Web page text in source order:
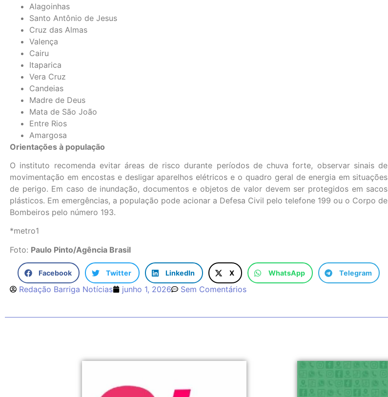
Alagoinhas
Santo Antônio de Jesus
Cruz das Almas
Valença
Cairu
Itaparica
Vera Cruz
Candeias
Madre de Deus
Mata de São João
Entre Rios
Amargosa
Orientações à população
O instituto recomenda evitar áreas de risco durante períodos de chuva forte, observar sinais de
movimentação em encostas e desligar aparelhos elétricos e o quadro geral de energia em situações
de perigo. Em caso de inundação, documentos e objetos de valor devem ser protegidos em sacos
plásticos. Em emergências, a população pode acionar a Defesa Civil pelo telefone 199 ou o Corpo de
Bombeiros pelo número 193.
*metro1
Foto: Paulo Pinto/Agência Brasil
Facebook Twitter LinkedIn X WhatsApp Telegram
Redação Barriga Notícias junho 1, 2026 Sem Comentários